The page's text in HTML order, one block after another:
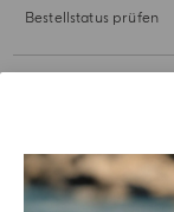
Bestellstatus prüfen